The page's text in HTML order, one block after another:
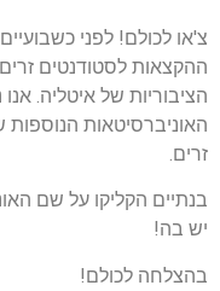
צ'או לכולם! לפני
ההקצאות לסטודנטים
הציבוריות של איטליה.
האוניברסיטאות
זרים.
בנתיים הקליקו על שם
יש בה!
בהצלחה לכולם!